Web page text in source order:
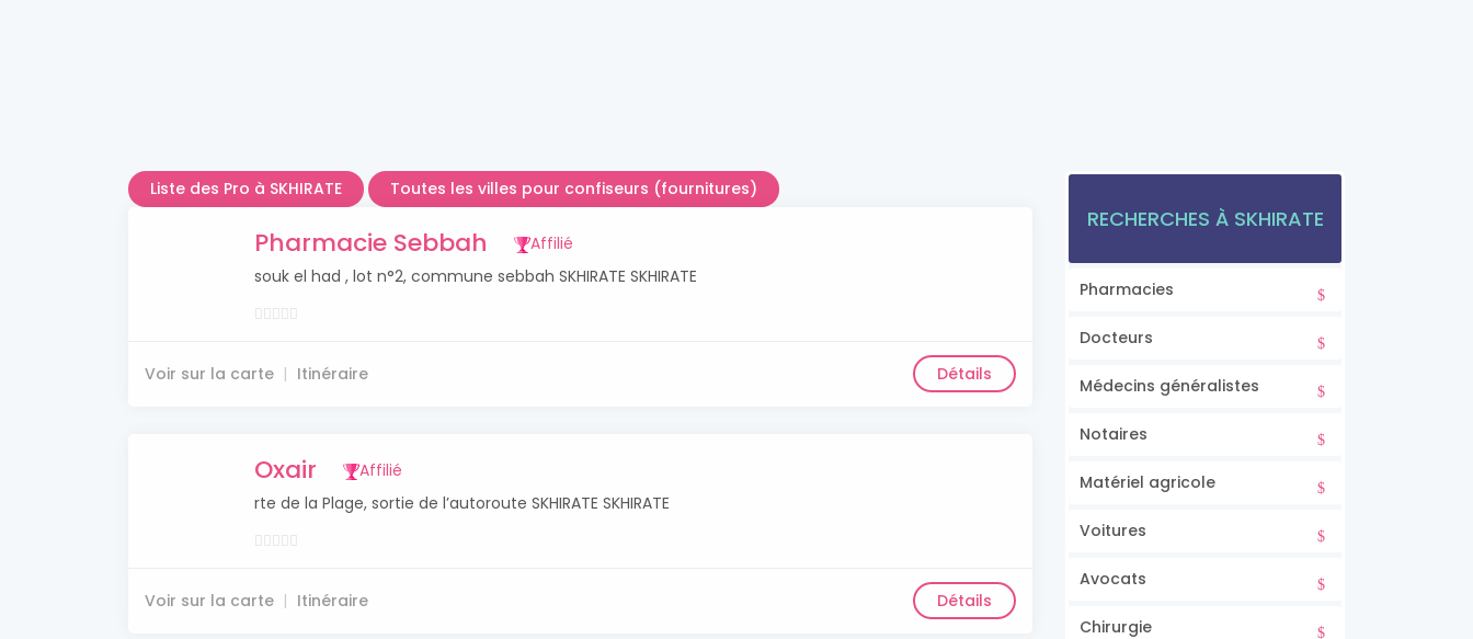
Liste des Pro à SKHIRATE Toutes les villes pour confiseurs (fournitures)
Pharmacie Sebbah
Affilié
souk el had , lot n°2, commune sebbah SKHIRATE SKHIRATE
Voir sur la carte Itinéraire Détails
Oxair
Affilié
rte de la Plage, sortie de l’autoroute SKHIRATE SKHIRATE
Voir sur la carte Itinéraire Détails
RECHERCHES À SKHIRATE
Pharmacies
Docteurs
Médecins généralistes
Notaires
Matériel agricole
Voitures
Avocats
Chirurgie